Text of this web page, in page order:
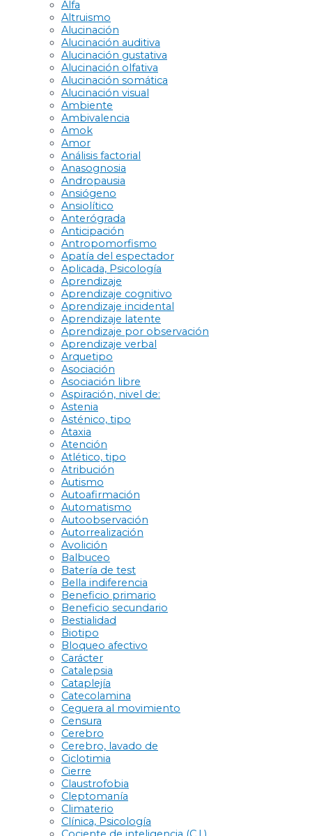
Alfa
Altruismo
Alucinación
Alucinación auditiva
Alucinación gustativa
Alucinación olfativa
Alucinación somática
Alucinación visual
Ambiente
Ambivalencia
Amok
Amor
Análisis factorial
Anasognosia
Andropausia
Ansiógeno
Ansiolítico
Anterógrada
Anticipación
Antropomorfismo
Apatía del espectador
Aplicada, Psicología
Aprendizaje
Aprendizaje cognitivo
Aprendizaje incidental
Aprendizaje latente
Aprendizaje por observación
Aprendizaje verbal
Arquetipo
Asociación
Asociación libre
Aspiración, nivel de:
Astenia
Asténico, tipo
Ataxia
Atención
Atlético, tipo
Atribución
Autismo
Autoafirmación
Automatismo
Autoobservación
Autorrealización
Avolición
Balbuceo
Batería de test
Bella indiferencia
Beneficio primario
Beneficio secundario
Bestialidad
Biotipo
Bloqueo afectivo
Carácter
Catalepsia
Cataplejía
Catecolamina
Ceguera al movimiento
Censura
Cerebro
Cerebro, lavado de
Ciclotimia
Cierre
Claustrofobia
Cleptomanía
Climaterio
Clínica, Psicología